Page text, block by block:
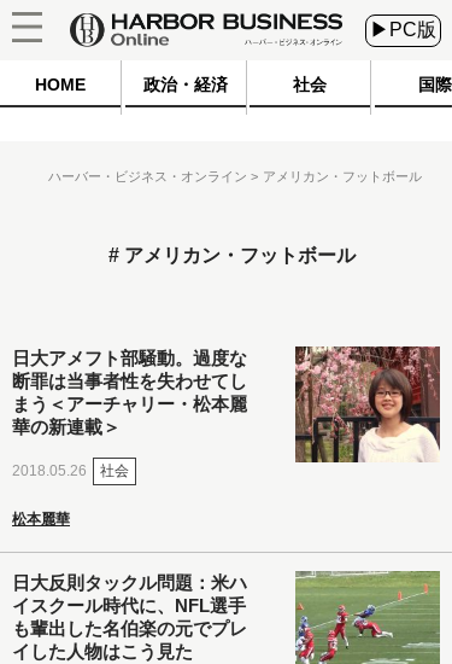
▶PC版
HOME 政治・経済 社会 国際
ハーバー・ビジネス・オンライン アメリカン・フットボール
アメリカン・フットボール
日大アメフト部騒動。過度な
断罪は当事者性を失わせてし
まう＜アーチャリー・松本麗
華の新連載＞
2018.05.26 社会
松本麗華
日大反則タックル問題：米ハ
イスクール時代に、NFL選手
も輩出した名伯楽の元でプレ
イした人物はこう見た